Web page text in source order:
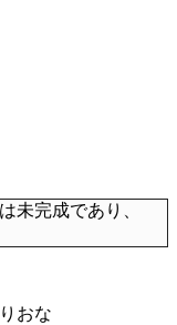
未完成であり、
おな